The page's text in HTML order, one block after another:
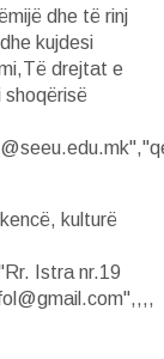
dhe të rinj
kujdesi
drejtat e
shoqërisë
kulturë
Istra nr.19